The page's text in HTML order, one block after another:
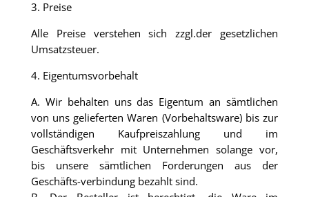
3. Preise
Alle Preise verstehen sich zzgl.der gesetzlichen
Umsatzsteuer.
4. Eigentumsvorbehalt
A. Wir behalten uns das Eigentum an sämtlichen
von uns gelieferten Waren (Vorbehaltsware) bis zur
vollständigen Kaufpreiszahlung und im
Geschäftsverkehr mit Unternehmen solange vor,
bis unsere sämtlichen Forderungen aus der
Geschäfts-verbindung bezahlt sind.